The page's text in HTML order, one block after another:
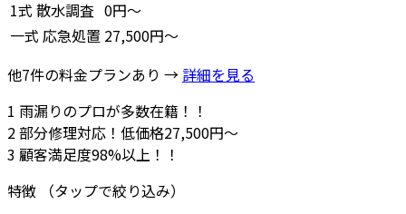
1式 散水調査 0円～
一式 応急処置 27,500円～
他7件の料金プランあり → 詳細を見る
1 雨漏りのプロが多数在籍！！
2部分修理対応！低価格27,500円～
3 顧客満足度98%以上！！
特徴
（タップで絞り込み）